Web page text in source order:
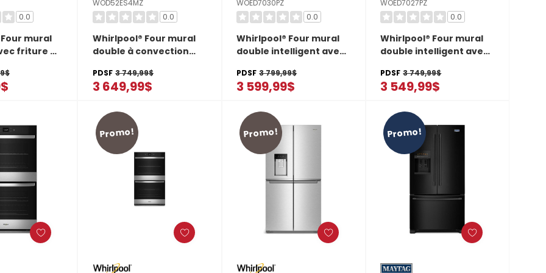
0.0
mural
friture à
WOD52ES4MZ
0.0
Whirlpool® Four mural
double à convection
cu WOD52ES4MZ
PDSF 3 749,99$
3 649,99$
WOED7030PZ
0.0
Whirlpool® Four mural
double intelligent avec
WOED7030PZ
PDSF 3 799,99$
3 599,99$
WOED7027PZ
0.0
Whirlpool® Four mural
double intelligent avec
WOED7027PZ
PDSF 3 749,99$
3 549,99$
Promo! Promo! Promo!